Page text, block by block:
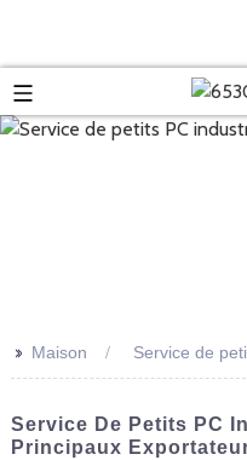
>> Maison Service de
Service De Petits PC
Principaux